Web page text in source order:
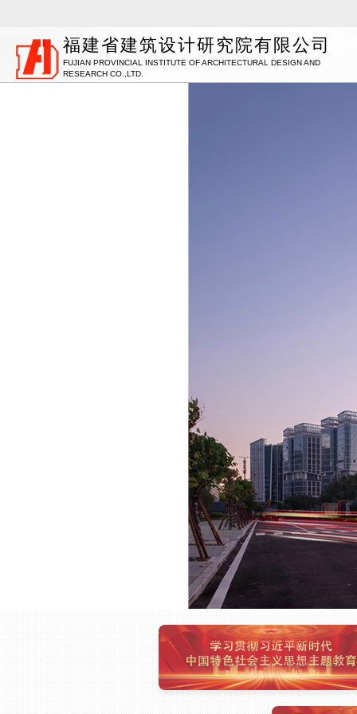
福建省建筑设计研究院有限公司
FUJIAN PROVINCIAL INSTITUTE OF ARCHITECTURAL DESIGN AND
RESEARCH CO.,LTD.